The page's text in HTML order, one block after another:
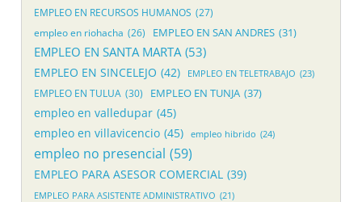
EMPLEO EN RECURSOS HUMANOS (27)
empleo en riohacha (26) EMPLEO EN SAN ANDRES (31)
EMPLEO EN SANTA MARTA (53)
EMPLEO EN SINCELEJO (42) EMPLEO EN TELETRABAJO (23)
EMPLEO EN TULUA (30) EMPLEO EN TUNJA (37)
empleo en valledupar (45)
empleo en villavicencio (45) empleo hibrido (24)
empleo no presencial (59)
EMPLEO PARA ASESOR COMERCIAL (39)
EMPLEO PARA ASISTENTE ADMINISTRATIVO (21)